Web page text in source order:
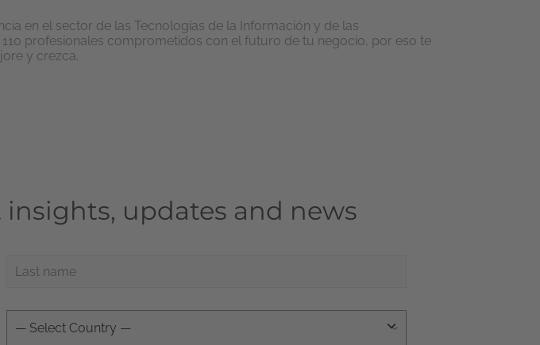
en el sector de las Tecnologías de la Información y de las
profesionales comprometidos con el futuro de tu negocio, por eso te
y crezca.
updates and news